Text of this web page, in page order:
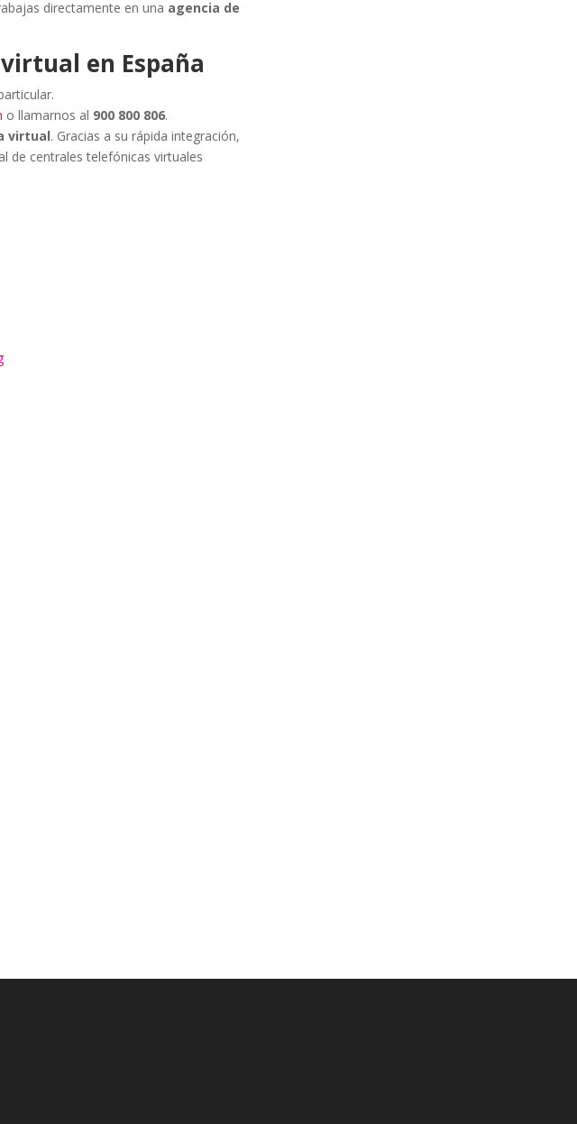
directamente en una agencia de
en España
o llamarnos al 900 800 806.
virtual. Gracias a su rápida integración,
de centrales telefónicas virtuales